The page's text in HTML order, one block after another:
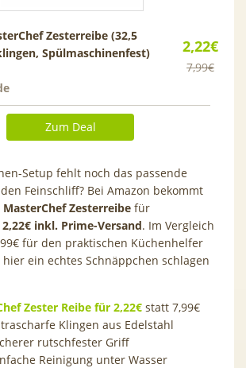
2,22€
7,99€
Zesterreibe (32,5
Spülmaschinenfest)
Zum Deal
Setup fehlt noch das passende
Feinschliff? Bei Amazon bekommt
MasterChef Zesterreibe für
2,22€ inkl. Prime-Versand. Im Vergleich
für den praktischen Küchenhelfer
ein echtes Schnäppchen schlagen
Zester Reibe für 2,22€ statt 7,99€
Klingen aus Edelstahl
rutschfester Griff
Reinigung unter Wasser